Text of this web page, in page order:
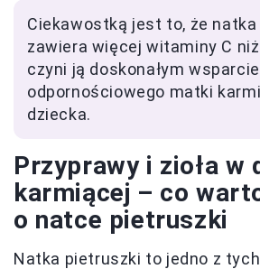
Ciekawostką jest to, że
zawiera więcej witaminy C
czyni ją doskonałym
odpornościowego matki
dziecka.
Przyprawy i zioła w
karmiącej – co
o natce pietruszki
Natka pietruszki to jedno z tych